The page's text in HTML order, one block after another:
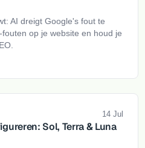
AI dreigt Google's fout te
op je website en houd je
14 Jul
Sol, Terra & Luna